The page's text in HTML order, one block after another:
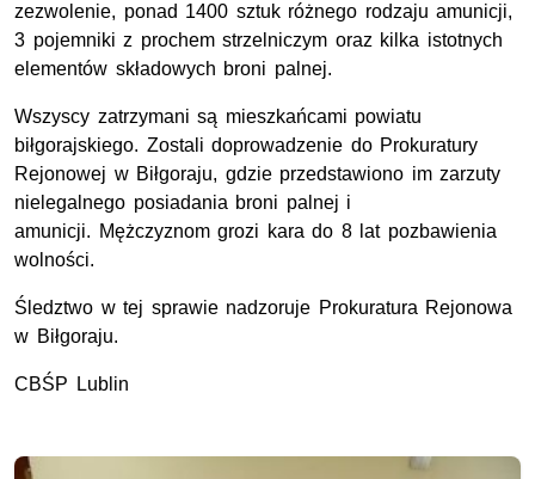
zezwolenie, ponad 1400 sztuk różnego rodzaju amunicji,
3 pojemniki z prochem strzelniczym oraz kilka istotnych
elementów składowych broni palnej.
Wszyscy zatrzymani są mieszkańcami powiatu
biłgorajskiego. Zostali doprowadzenie do Prokuratury
Rejonowej w Biłgoraju, gdzie przedstawiono im zarzuty
nielegalnego posiadania broni palnej i
amunicji. Mężczyznom grozi kara do 8 lat pozbawienia
wolności.
Śledztwo w tej sprawie nadzoruje Prokuratura Rejonowa
w Biłgoraju.
CBŚP Lublin